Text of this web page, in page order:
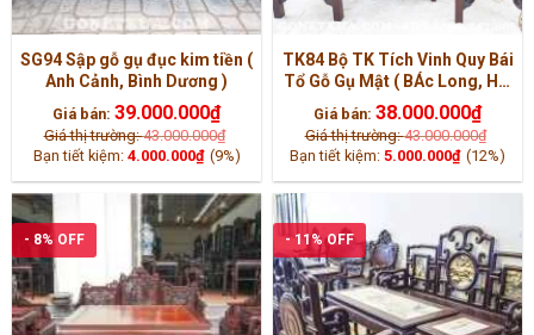
SG94 Sập gỗ gụ đục kim tiền (
Anh Cảnh, Bình Dương )
Giá bán: 39.000.000₫
Giá thị trường:43.000.000₫
Bạn tiết kiệm: 4.000.000₫ (9%)
TK84 Bộ TK Tích Vinh Quy Bái
Tổ Gỗ Gụ Mật ( BÁc Long, Hải
Dương)
Giá bán: 38.000.000₫
Giá thị trường:43.000.000₫
Bạn tiết kiệm: 5.000.000₫ (12%)
- 8% OFF - 11% OFF